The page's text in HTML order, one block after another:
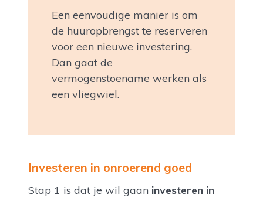
Een eenvoudige manier is om
de huuropbrengst te reserveren
voor een nieuwe investering.
Dan gaat de
vermogenstoename werken als
een vliegwiel.
Investeren in onroerend goed
Stap 1 is dat je wil gaan investeren in